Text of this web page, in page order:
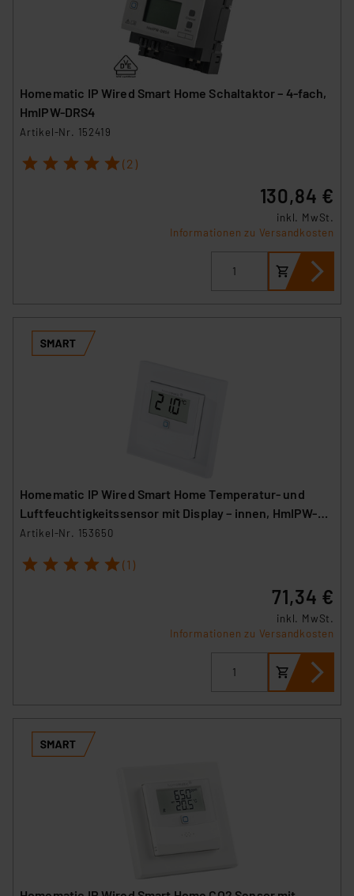
(1) lit. a DSGVO. Nähere Infos zu diesen Drittanbietern
und zu der jeweiligen Datenübermittlung erhalten Sie in
der Datenschutzerklärung. Für die USA besteht kein
Angemessenheitsbeschluss der EU. Dies bedeutet,
Überwachungsprogrammen verarbeiten, ohne dass
Unsere Kooperation mit diesen Dienstleistern stützt
Europäischen Kommission sowie einer eigenen
insbesondere der Art der übermittelten Daten,
Impressum|Datenschutzerklärung
Homematic IP Wired Smart Home Schaltaktor – 4-fach,
HmIPW-DRS4
Artikel-Nr. 152419
1 2 3 4 5 (2)
130,84 €
inkl. MwSt.
Informationen zu Versandkosten
Homematic IP Wired Smart Home Temperatur- und
Luftfeuchtigkeitssensor mit Display – innen, HmIPW-
STHD
Artikel-Nr. 153650
1 2 3 4 5 (1)
71,34 €
inkl. MwSt.
Informationen zu Versandkosten